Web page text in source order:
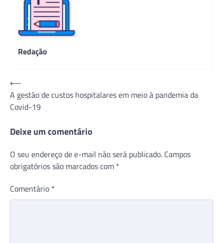
Redação
Navegação
de
Post
⟵
A gestão de custos hospitalares em meio à pandemia da
Covid-19
Deixe um comentário
O seu endereço de e-mail não será publicado. Campos
obrigatórios são marcados com *
Comentário *